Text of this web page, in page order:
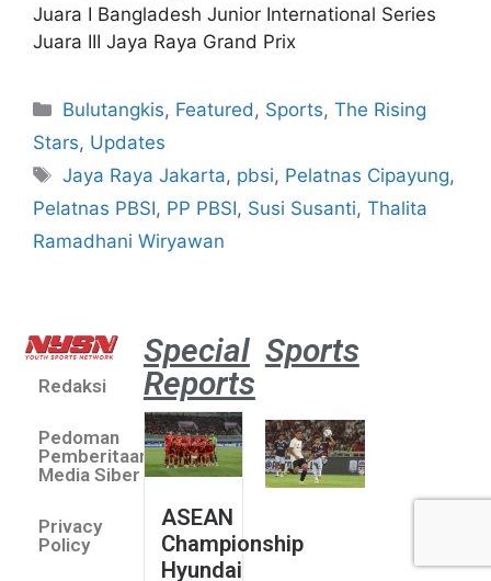
Juara I Bangladesh Junior International Series
Juara III Jaya Raya Grand Prix
Bulutangkis, Featured, Sports,The Rising
Stars, Updates
Jaya Raya Jakarta, pbsi, Pelatnas Cipayung,
Pelatnas PBSI, PP PBSI, Susi Susanti, Thalita
Ramadhani Wiryawan
Redaksi
Pedoman
Pemberitaan
Media Siber
Privacy
Policy
Special
Reports
ASEAN
Championship
Hyundai
Sports
August 2,
juara